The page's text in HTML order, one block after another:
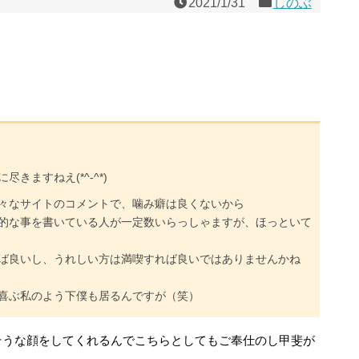
尽きますねえ(*^-^*)
なサイトのコメントで、噛み癖は良くないから
な事を書いている人が一定数いらっしゃますが、ほっといて
良いし、うれしい方は満喫すれば良いではありませんかね
私のよう下僕も居るんですが（笑）
な顔をしてくれるんでこちらとしてもご奉仕のし甲斐が